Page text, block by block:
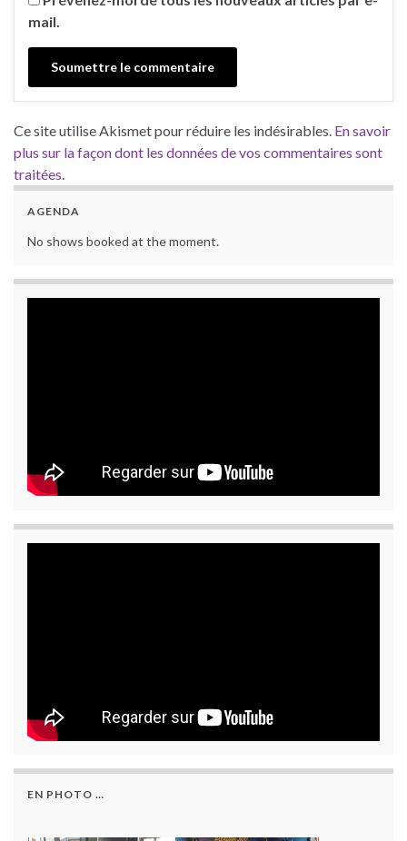
mail.
Ce site utilise Akismet pour réduire les indésirables. En savoir
plus sur la façon dont les données de vos commentaires sont
traitées.
AGENDA
No shows booked at the moment.
EN PHOTO …